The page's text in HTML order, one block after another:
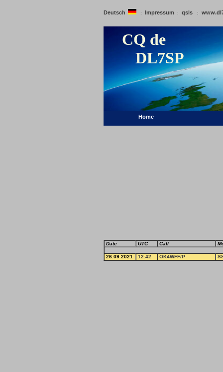
Deutsch : Impressum : qsls :
CQ de
DL7SP
Home
Date UTC Call
26.09.2021 12:42 OK4WFF/P